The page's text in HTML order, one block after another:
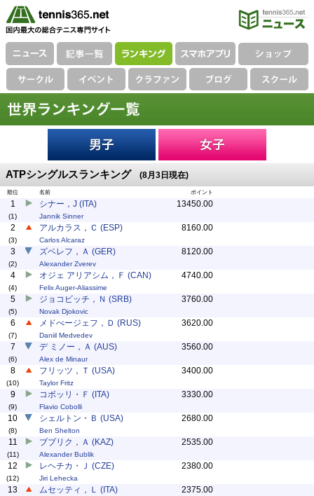
ATPシングルスランキング (8月3日現在)
順位 名前 ポイント
1
(1)
シナー，J (ITA)
Jannik Sinner
13450.00
2
(3)
アルカラス，Ｃ (ESP)
Carlos Alcaraz
8160.00
3
(2)
ズベレフ，Ａ (GER)
Alexander Zverev
8120.00
4
(4)
オジェ アリアシム，Ｆ (CAN)
Felix Auger-Aliassime
4740.00
5
(5)
ジョコビッチ，Ｎ (SRB)
Novak Djokovic
3760.00
6
(7)
メドべージェフ，Ｄ (RUS)
Daniil Medvedev
3620.00
7
(6)
デ ミノー，Ａ (AUS)
Alex de Minaur
3560.00
8
(10)
フリッツ，Ｔ (USA)
Taylor Fritz
3400.00
9
(9)
コボッリ・Ｆ (ITA)
Flavio Cobolli
3330.00
10
(8)
シェルトン・Ｂ (USA)
Ben Shelton
2680.00
11
(11)
ブブリク，Ａ (KAZ)
Alexander Bublik
2535.00
12
(12)
レヘチカ・Ｊ (CZE)
Jiri Lehecka
2380.00
13 ムセッティ，Ｌ (ITA) 2375.00